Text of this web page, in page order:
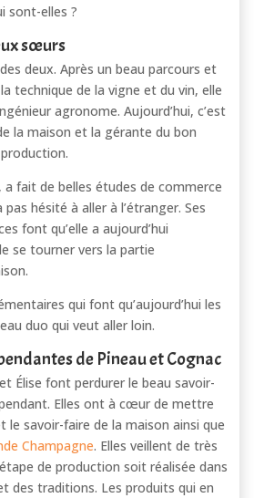
sont-elles ?
sœurs
deux. Après un beau parcours et
technique de la vigne et du vin, elle
agronome. Aujourd’hui, c’est
la maison et la gérante du bon
fait de belles études de commerce
pas hésité à aller à l’étranger. Ses
font qu’elle a aujourd’hui
se tourner vers la partie
qui font qu’aujourd’hui les
duo qui veut aller loin.
de Pineau et Cognac
Élise font perdurer le beau savoir-
Elles ont à cœur de mettre
savoir-faire de la maison ainsi que
Champagne. Elles veillent de très
de production soit réalisée dans
des traditions. Les produits qui en